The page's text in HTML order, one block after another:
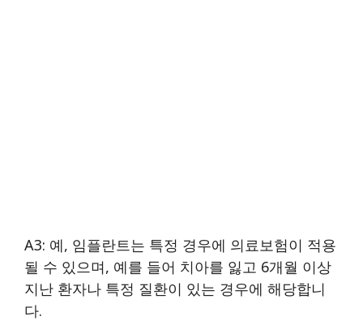
A3: 예, 임플란트는 특정 경우에 의료보험이 적용
될 수 있으며, 예를 들어 치아를 잃고 6개월 이상
지난 환자나 특정 질환이 있는 경우에 해당합니
다.